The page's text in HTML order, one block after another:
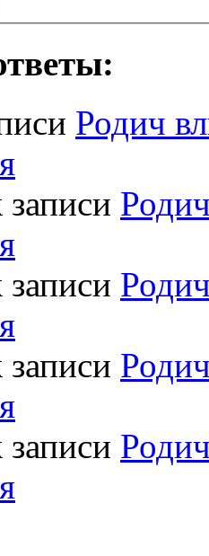
Родич
записи
записи
записи
записи